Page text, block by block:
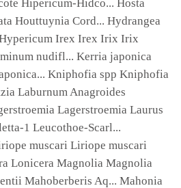
Hipericum-Hidco... Hosta
Houttuynia Cord... Hydrangea
Irex Irex Irix Irix
nudifl... Kerria japonica
Kniphofia spp Kniphofia
Laburnum Anagroides
Lagerstroemia Laurus
1 Leucothoe-Scarl...
muscari Liriope muscari
Lonicera Magnolia Magnolia
Mahoberberis Aq... Mahonia